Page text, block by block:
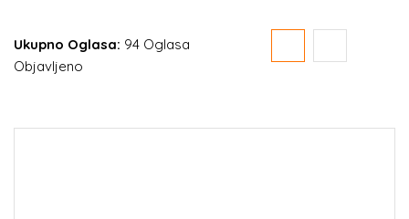
Ukupno Oglasa: 94 Oglasa
Objavljeno